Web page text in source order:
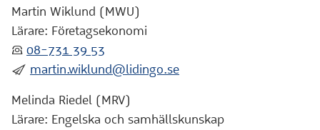
Martin Wiklund (MWU)
Lärare: Företagsekonomi
:telefon: 08-731 39 53
:skicka: martin.wiklund@lidingo.se
Melinda Riedel (MRV)
Lärare: Engelska och samhällskunskap